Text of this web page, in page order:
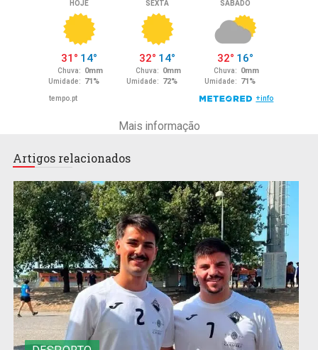
Mais informação
Artigos relacionados